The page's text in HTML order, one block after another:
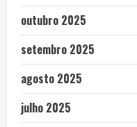
outubro 2025
setembro 2025
agosto 2025
julho 2025